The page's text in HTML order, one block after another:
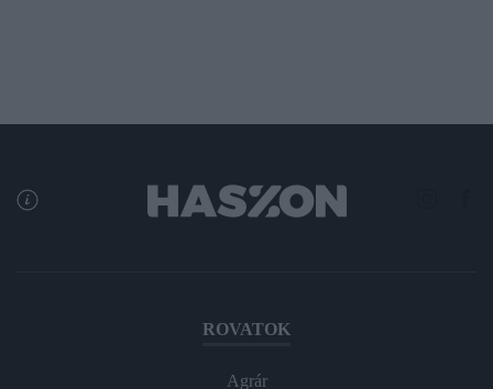
ROVATOK
Agrár